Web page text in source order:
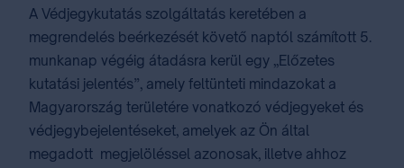
A Védjegykutatás szolgáltatás keretében a
megrendelés beérkezését követő naptól számított 5.
munkanap végéig átadásra kerül egy „Előzetes
kutatási jelentés”, amely feltünteti mindazokat a
Magyarország területére vonatkozó védjegyeket és
védjegybejelentéseket, amelyek az Ön által
megadott megjelöléssel azonosak, illetve ahhoz